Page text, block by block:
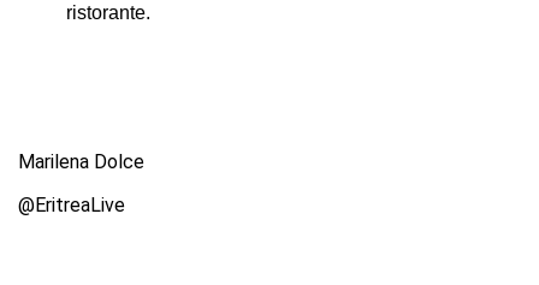
ristorante.
Marilena Dolce
@EritreaLive